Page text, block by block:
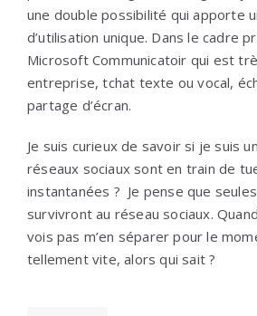
une double possibilité qui apporte
d’utilisation unique. Dans le cadre
Microsoft Communicatoir qui est
entreprise, tchat texte ou vocal,
partage d’écran.
Je suis curieux de savoir si je suis
réseaux sociaux sont en train de
instantanées ? Je pense que
survivront au réseau sociaux.
vois pas m’en séparer pour le
tellement vite, alors qui sait ?